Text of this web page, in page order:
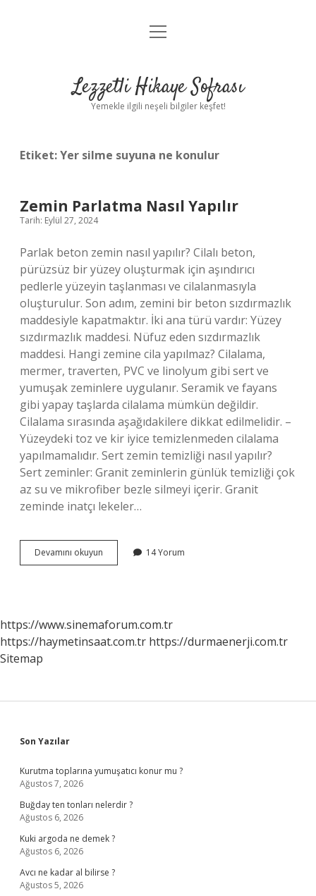
Anasayfa
Yasal Uyarı
menüyü
Lezzetli Hikaye Sofrası
Yemekle ilgili neşeli bilgiler keşfet!
Etiket:Yer silme suyuna ne konulur
Zemin Parlatma Nasıl Yapılır
Tarih: Eylül 27, 2024
Parlak beton zemin nasıl yapılır? Cilalı beton,
pürüzsüz bir yüzey oluşturmak için aşındırıcı
pedlerle yüzeyin taşlanması ve cilalanmasıyla
oluşturulur. Son adım, zemini bir beton sızdırmazlık
maddesiyle kapatmaktır. İki ana türü vardır: Yüzey
sızdırmazlık maddesi. Nüfuz eden sızdırmazlık
maddesi. Hangi zemine cila yapılmaz? Cilalama,
mermer, traverten, PVC ve linolyum gibi sert ve
yumuşak zeminlere uygulanır. Seramik ve fayans
gibi yapay taşlarda cilalama mümkün değildir.
Cilalama sırasında aşağıdakilere dikkat edilmelidir. –
Yüzeydeki toz ve kir iyice temizlenmeden cilalama
yapılmamalıdır. Sert zemin temizliği nasıl yapılır?
Sert zeminler: Granit zeminlerin günlük temizliği çok
az su ve mikrofiber bezle silmeyi içerir. Granit
zeminde inatçı lekeler…
Devamını okuyun
Parlatma
14 Yorum
https://www.sinemaforum.com.tr
https://haymetinsaat.com.tr https://durmaenerji.com.tr
Sitemap
Sidebar
Son Yazılar
Kurutma toplarına yumuşatıcı konur mu ?
Ağustos 7, 2026
Buğday ten tonları nelerdir ?
Ağustos 6, 2026
Kuki argoda ne demek ?
Ağustos 6, 2026
Avcı ne kadar al bilirse ?
Ağustos 5, 2026